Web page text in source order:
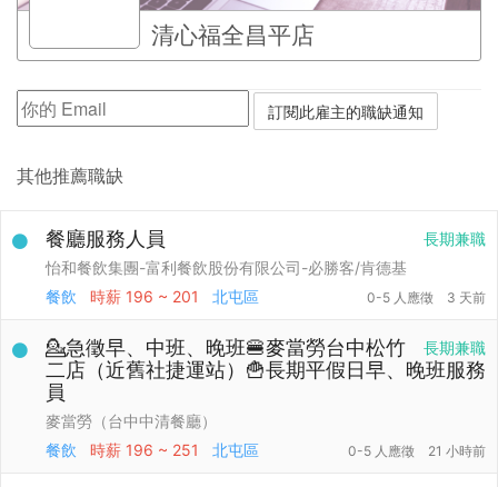
清心福全昌平店
其他推薦職缺
長期兼職
餐廳服務人員
怡和餐飲集團-富利餐飲股份有限公司-必勝客/肯德基
餐飲
時薪 196 ~ 201 北屯區 0-5 人應徵 3 天前
長期兼職
💁急徵早、中班、晚班🍔麥當勞台中松竹
二店（近舊社捷運站）🍟長期平假日早、晚班服務
員
麥當勞（台中中清餐廳）
餐飲
時薪 196 ~ 251 北屯區 0-5 人應徵 21 小時前